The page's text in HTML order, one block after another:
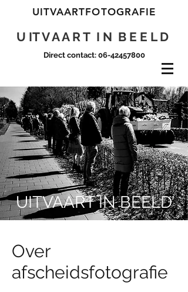
UITVAARTFOTOGRAFIE
U IT V A A R T I N B E E L D
Direct contact: 06-42457800
UITVAART IN BEELD
Over
afscheidsfotografie